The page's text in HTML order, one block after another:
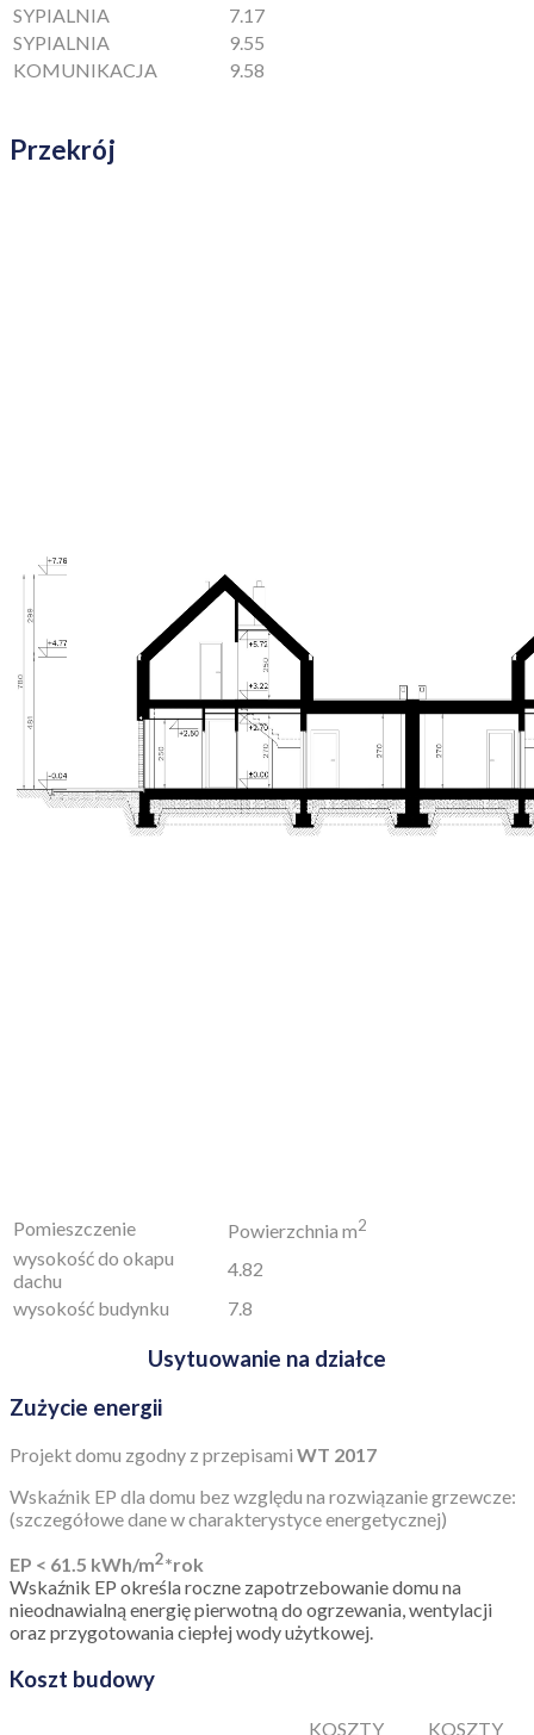
SYPIALNIA
7.17
SYPIALNIA
9.55
KOMUNIKACJA
9.58
Przekrój
Pomieszczenie Powierzchnia m2
wysokość do okapu
dachu
4.82
wysokość budynku
7.8
Usytuowanie na działce
Zużycie energii
Projekt domu zgodny z przepisami WT 2017
Wskaźnik EP dla domu bez względu na rozwiązanie grzewcze:
(szczegółowe dane w charakterystyce energetycznej)
EP < 61.5 kWh/m2*rok
Wskaźnik EP określa roczne zapotrzebowanie domu na
nieodnawialną energię pierwotną do ogrzewania, wentylacji
oraz przygotowania ciepłej wody użytkowej.
Koszt budowy
KOSZTY KOSZTY